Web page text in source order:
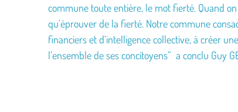
commune toute entière, le mot fierté. Quand
qu’éprouver de la fierté. Notre commune
financiers et d’intelligence collective, à créer
l’ensemble de ses concitoyens” a conclu Guy